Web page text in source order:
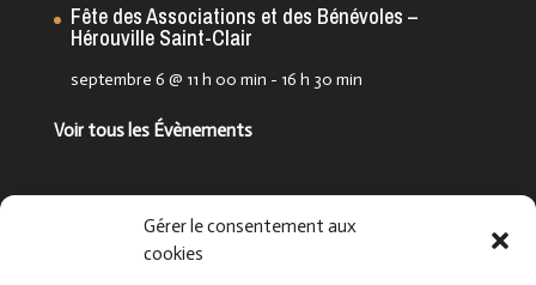
Gérer le consentement aux
cookies
Fête des Associations et des Bénévoles –
Hérouville Saint-Clair
septembre 6 @ 11 h 00 min - 16 h 30 min
Voir tous les Évènements
Suivez-nous !